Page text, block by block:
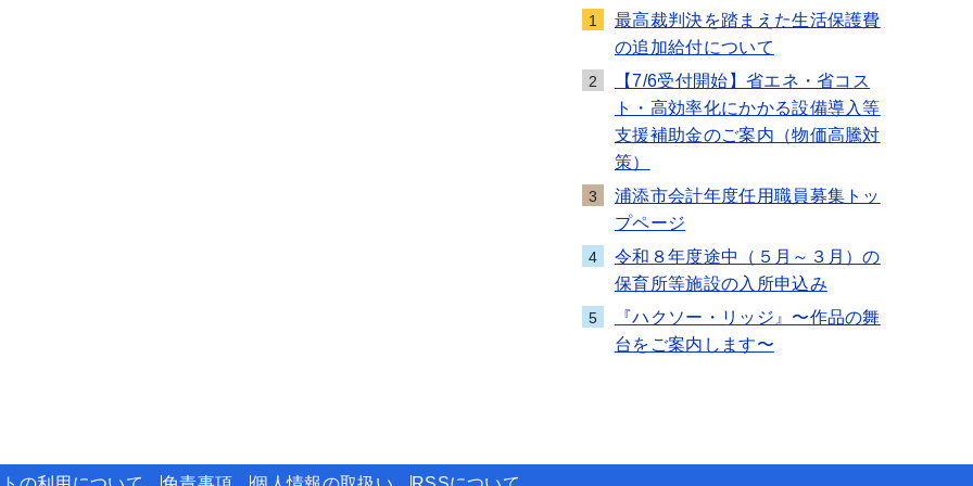
1
最高裁判決を踏まえた生活保護費
の追加給付について
2
【7/6受付開始】省エネ・省コス
ト・高効率化にかかる設備導入等
支援補助金のご案内（物価高騰対
策）
3
浦添市会計年度任用職員募集トッ
プページ
4
令和８年度途中（５月～３月）の
保育所等施設の入所申込み
5
『ハクソー・リッジ』〜作品の舞
台をご案内します〜